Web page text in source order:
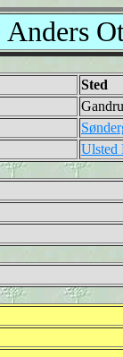
Anders
Sted
Ulsted